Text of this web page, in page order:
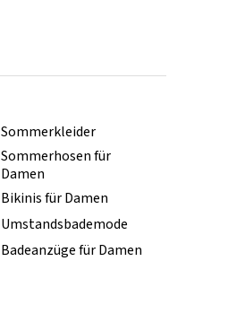
Sommerkleider
Sommerhosen für
Damen
Bikinis für Damen
Umstandsbademode
Badeanzüge für Damen